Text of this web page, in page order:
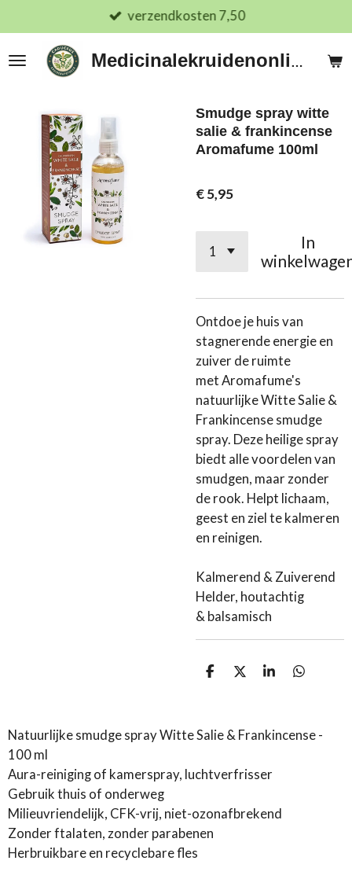
direct
naar
Medicinalekruidenonline.nl
verzendkosten 7,50
Smudge spray witte
salie & frankincense
Aromafume 100ml
€ 5,95
In
Ontdoe je huis van
stagnerende energie en
zuiver de ruimte
met Aromafume's
natuurlijke Witte Salie &
Frankincense smudge
spray. Deze heilige spray
biedt alle voordelen van
smudgen, maar zonder
de rook. Helpt lichaam,
geest en ziel te kalmeren
en reinigen.
Kalmerend & Zuiverend
Helder, houtachtig
& balsamisch
D
n
D
S
e
D
n
Natuurlijke smudge spray Witte Salie & Frankincense -
100 ml
Aura-reiniging of kamerspray, luchtverfrisser
Gebruik thuis of onderweg
Milieuvriendelijk, CFK-vrij, niet-ozonafbrekend
Zonder ftalaten, zonder parabenen
Herbruikbare en recyclebare fles